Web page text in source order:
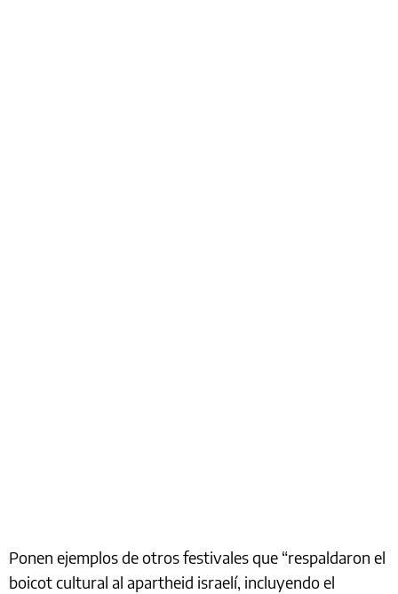
Ponen ejemplos de otros festivales que “respaldaron el
boicot cultural al apartheid israelí, incluyendo el